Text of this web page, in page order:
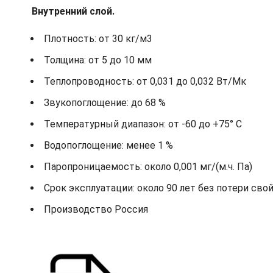
Внутренний слой.
Плотность: от 30 кг/м3
Толщина: от 5 до 10 мм
Теплопроводность: от 0,031 до 0,032 Вт/Мк
Звукопоглощение: до 68 %
Температурный диапазон: от -60 до +75° С
Водопоглощение: менее 1 %
Паропроницаемость: около 0,001 мг/(м.ч. Па)
Срок эксплуатации: около 90 лет без потери
Производство Россия